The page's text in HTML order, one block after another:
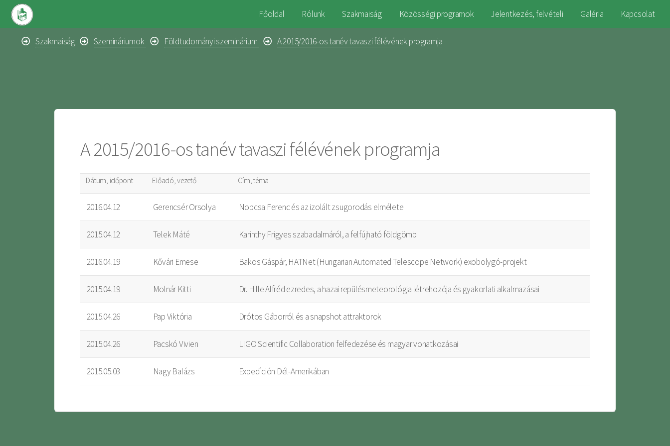
Főoldal Rólunk Szakmaiság Közösségi programok Jelentkezés, felvételi Galéria Kapcsolat
Szakmaiság Szemináriumok Földtudományi szeminárium A 2015/2016-os tanév tavaszi félévének programja
A 2015/2016-os tanév tavaszi félévének programja
Dátum, időpont Előadó, vezető Cím, téma
2016.04.12 Gerencsér Orsolya Nopcsa Ferenc és az izolált zsugorodás elmélete
2015.04.12 Telek Máté Karinthy Frigyes szabadalmáról, a felfújható földgömb
2016.04.19 Kővári Emese Bakos Gáspár, HATNet (Hungarian Automated Telescope Network) exobolygó-projekt
2015.04.19 Molnár Kitti Dr. Hille Alfréd ezredes, a hazai repülésmeteorológia létrehozója és gyakorlati alkalmazásai
2015.04.26 Pap Viktória Drótos Gáborról és a snapshot attraktorok
2015.04.26 Pacskó Vivien LIGO Scientific Collaboration felfedezése és magyar vonatkozásai
2015.05.03 Nagy Balázs Expedíción Dél-Amerikában